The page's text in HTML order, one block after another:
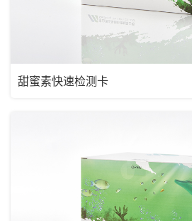
甜蜜素快速检测卡